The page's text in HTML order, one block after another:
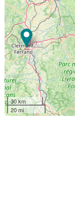
30 km
20 mi